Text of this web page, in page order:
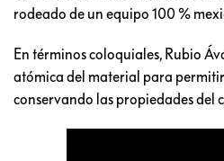
rodeado de un equipo 100 %
En términos coloquiales, Rubio
atómica del material para permitir
conservando las propiedades del